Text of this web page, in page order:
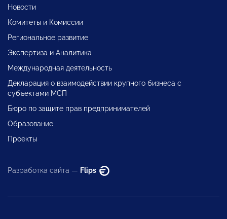
Новости
Комитеты и Комиссии
Региональное развитие
Экспертиза и Аналитика
Международная деятельность
Декларация о взаимодействии крупного бизнеса с
субъектами МСП
Бюро по защите прав предпринимателей
Образование
Проекты
Разработка сайта — Flips